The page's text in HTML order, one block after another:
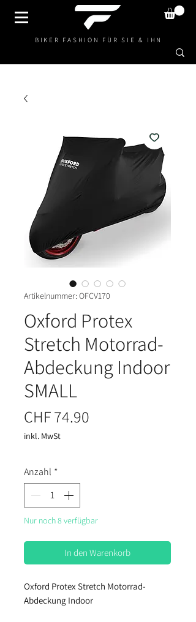
BIKER FASHION FÜR SIE & IHN
Artikelnummer: OFCV170
Oxford Protex
Stretch Motorrad-
Abdeckung Indoor
SMALL
CHF 74.90
inkl. MwSt
Anzahl *
Nur noch 8 verfügbar
In den Warenkorb
Oxford Protex Stretch Motorrad-
Abdeckung Indoor